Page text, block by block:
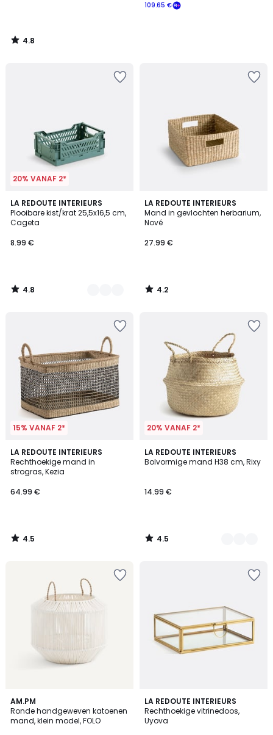
4.8
/
109.65 €
20% VANAF 2*
LA REDOUTE INTERIEURS
Plooibare kist/krat 25,5x16,5 cm,
Cageta
8.99 €
4.8
/ 5
3
Kleuren
4.8
/
LA REDOUTE INTERIEURS
Mand in gevlochten herbarium,
Nové
27.99 €
4.2
/ 5
4.2
/
15% VANAF 2*
LA REDOUTE INTERIEURS
Rechthoekige mand in
strogras, Kezia
64.99 €
4.5
/ 5
4.5
/
20% VANAF 2*
LA REDOUTE INTERIEURS
Bolvormige mand H38 cm, Rixy
14.99 €
4.5
/ 5
2
Kleuren
4.5
/
AM.PM
Ronde handgeweven katoenen
mand, klein model, FOLO
5
/
5
LA REDOUTE INTERIEURS
Rechthoekige vitrinedoos,
Uyova
4.7
/ 5